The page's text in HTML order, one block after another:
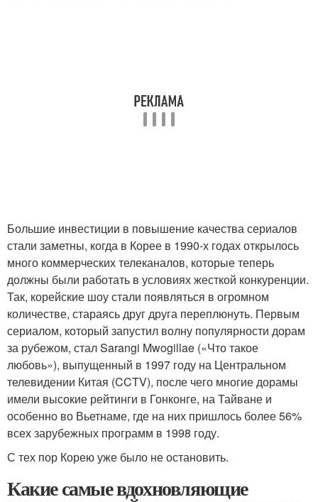
Большие инвестиции в повышение качества сериалов
стали заметны, когда в Корее в 1990-х годах открылось
много коммерческих телеканалов, которые теперь
должны были работать в условиях жесткой конкуренции.
Так, корейские шоу стали появляться в огромном
количестве, стараясь друг друга переплюнуть. Первым
сериалом, который запустил волну популярности дорам
за рубежом, стал Sarangi Mwogillae («Что такое
любовь»), выпущенный в 1997 году на Центральном
телевидении Китая (CCTV), после чего многие дорамы
имели высокие рейтинги в Гонконге, на Тайване и
особенно во Вьетнаме, где на них пришлось более 56%
всех зарубежных программ в 1998 году.
С тех пор Корею уже было не остановить.
Какие самые вдохновляющие